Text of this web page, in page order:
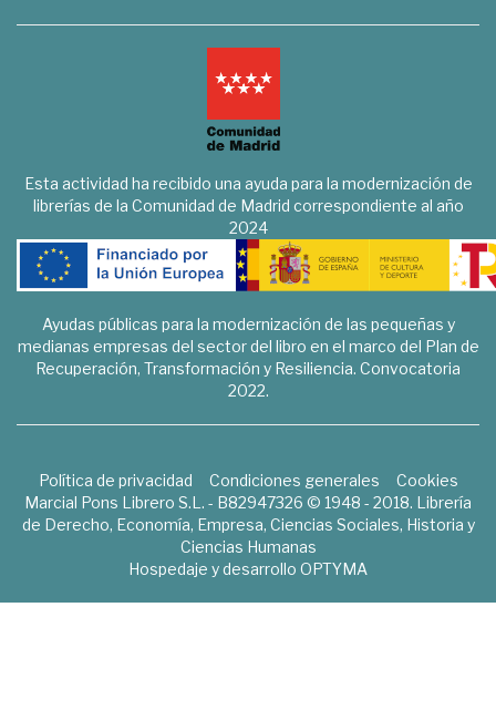
Esta actividad ha recibido una ayuda para la modernización de
librerías de la Comunidad de Madrid correspondiente al año
2024
Ayudas públicas para la modernización de las pequeñas y
medianas empresas del sector del libro en el marco del Plan de
Recuperación, Transformación y Resiliencia. Convocatoria
2022.
Política de privacidad Condiciones generales
Cookies
Marcial Pons Librero S.L. - B82947326 © 1948 - 2018. Librería
de Derecho, Economía, Empresa, Ciencias Sociales, Historia y
Ciencias Humanas
Hospedaje y desarrollo OPTYMA